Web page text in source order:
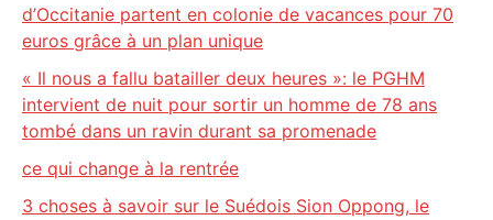
d’Occitanie partent en colonie de vacances pour 70
euros grâce à un plan unique
« Il nous a fallu batailler deux heures »: le PGHM
intervient de nuit pour sortir un homme de 78 ans
tombé dans un ravin durant sa promenade
ce qui change à la rentrée
3 choses à savoir sur le Suédois Sion Oppong, le